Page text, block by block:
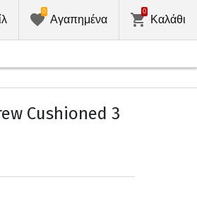
Αγαπημένα
0
Καλάθι
0
Cushioned 3